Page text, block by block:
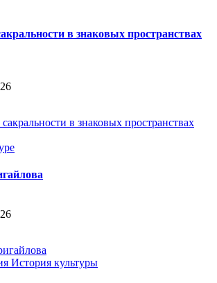
в знаковых пространствах
История культуры